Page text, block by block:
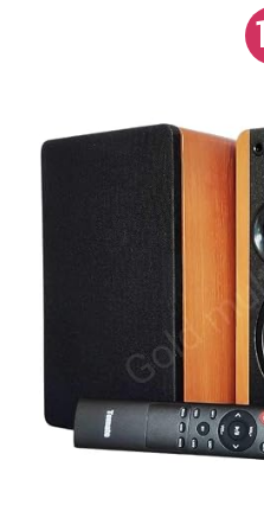
Computadorizado), ou
Acompanha o produto:
Tweeter Bomber 100
Amplificador Bomber 1
capacitores
alto-falante de 12
Rebaixo no Super
de 3’’ Especificações
câmara do sub: 55 litros
cm Profundidade em
baixo: 30 cm Feita em
preto Peso: 15,5 Kg
>>>> Equipamentos
Bomber: Potência: 150W